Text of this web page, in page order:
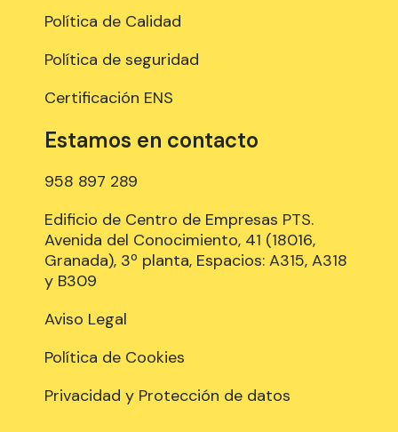
Política de Calidad
Política de seguridad
Certificación ENS
Estamos en contacto
958 897 289
Edificio de Centro de Empresas PTS.
Avenida del Conocimiento, 41 (18016,
Granada), 3º planta, Espacios: A315, A318
y B309
Aviso Legal
Política de Cookies
Privacidad y Protección de datos